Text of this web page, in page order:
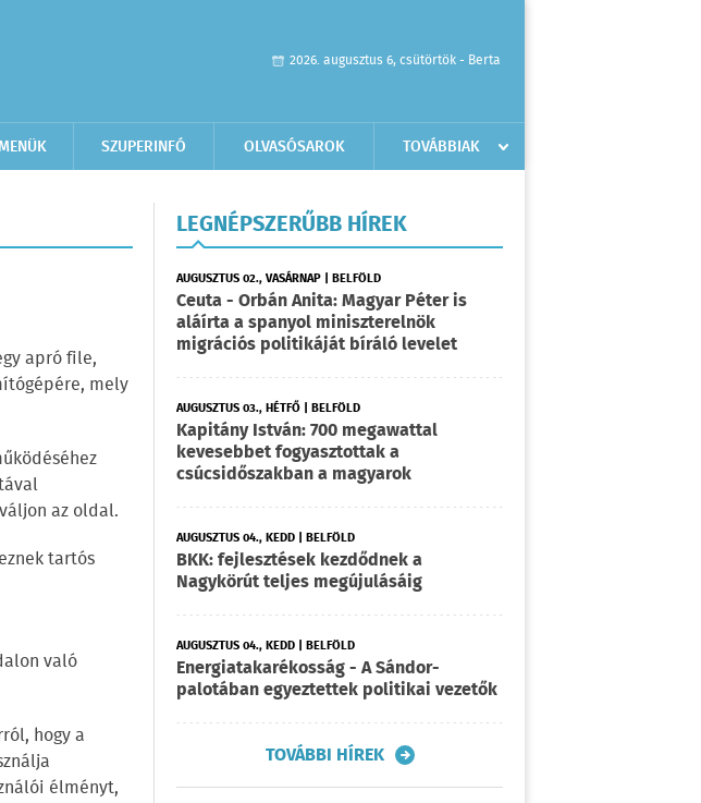
2026. augusztus 6, csütörtök - Berta
SZUPERINFÓ OLVASÓSAROK TOVÁBBIAK
apró file,
mely
az oldal.
tartós
való
hogy a
élményt,
LEGNÉPSZERŰBB HÍREK
AUGUSZTUS 02., VASÁRNAP | BELFÖLD
Ceuta - Orbán Anita: Magyar Péter is
aláírta a spanyol miniszterelnök
migrációs politikáját bíráló levelet
AUGUSZTUS 03., HÉTFŐ | BELFÖLD
Kapitány István: 700 megawattal
kevesebbet fogyasztottak a
csúcsidőszakban a magyarok
AUGUSZTUS 04., KEDD | BELFÖLD
BKK: fejlesztések kezdődnek a
Nagykörút teljes megújulásáig
AUGUSZTUS 04., KEDD | BELFÖLD
Energiatakarékosság - A Sándor-
palotában egyeztettek politikai vezetők
TOVÁBBI HÍREK